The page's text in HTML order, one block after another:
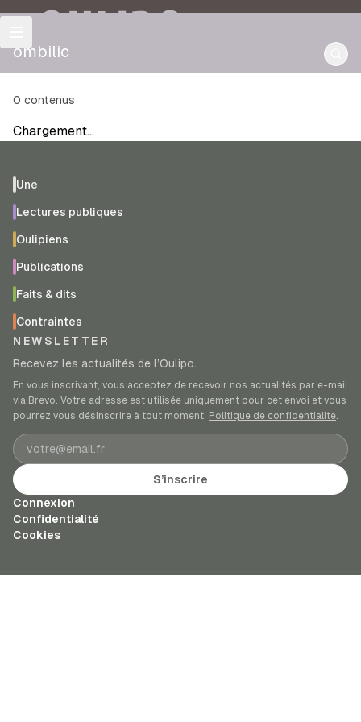
OULIPO
ombilic
0 contenus
Chargement…
Une
Lectures publiques
Oulipiens
Publications
Faits & dits
Contraintes
NEWSLETTER
Recevez les actualités de l’Oulipo.
En vous inscrivant, vous acceptez de recevoir nos actualités par e-mail
via Brevo. Votre adresse est utilisée uniquement pour cet envoi et vous
pourrez vous désinscrire à tout moment. Politique de confidentialité.
Adresse e-mail
S’inscrire
Connexion
Confidentialité
Cookies